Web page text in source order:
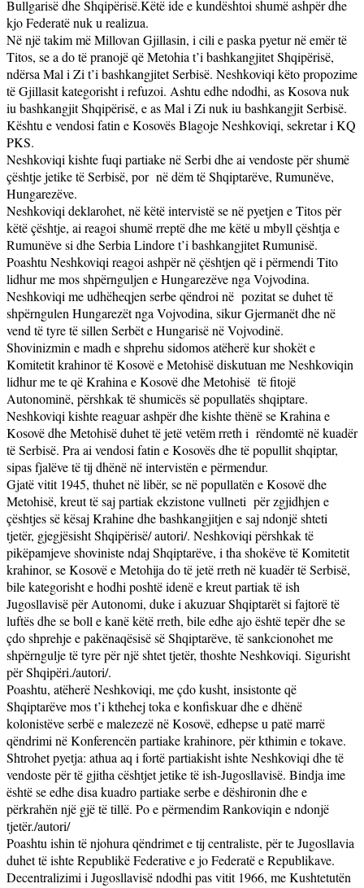
Bullgarisë dhe Shqipërisë.Këtë ide e kundështoi shumë ashpër dhe
kjo Federatë nuk u realizua.
Në një takim më Millovan Gjillasin, i cili e paska pyetur në emër të
Titos, se a do të pranojë që Metohia t’i bashkangjitet Shqipërisë,
ndërsa Mal i Zi t’i bashkangjitet Serbisë. Neshkoviqi këto propozime
të Gjillasit kategorisht i refuzoi. Ashtu edhe ndodhi, as Kosova nuk
iu bashkangjit Shqipërisë, e as Mal i Zi nuk iu bashkangjit Serbisë.
Kështu e vendosi fatin e Kosovës Blagoje Neshkoviqi, sekretar i KQ
PKS.
Neshkoviqi kishte fuqi partiake në Serbi dhe ai vendoste për shumë
çështje jetike të Serbisë, por në dëm të Shqiptarëve, Rumunëve,
Hungarezëve.
Neshkoviqi deklarohet, në këtë intervistë se në pyetjen e Titos për
këtë çështje, ai reagoi shumë rreptë dhe me këtë u mbyll çështja e
Rumunëve si dhe Serbia Lindore t’i bashkangjitet Rumunisë.
Poashtu Neshkoviqi reagoi ashpër në çështjen që i përmendi Tito
lidhur me mos shpërnguljen e Hungarezëve nga Vojvodina.
Neshkoviqi me udhëheqjen serbe qëndroi në pozitat se duhet të
shpërngulen Hungarezët nga Vojvodina, sikur Gjermanët dhe në
vend të tyre të sillen Serbët e Hungarisë në Vojvodinë.
Shovinizmin e madh e shprehu sidomos atëherë kur shokët e
Komitetit krahinor të Kosovë e Metohisë diskutuan me Neshkoviqin
lidhur me te që Krahina e Kosovë dhe Metohisë të fitojë
Autonominë, përshkak të shumicës së popullatës shqiptare.
Neshkoviqi kishte reaguar ashpër dhe kishte thënë se Krahina e
Kosovë dhe Metohisë duhet të jetë vetëm rreth i rëndomtë në kuadër
të Serbisë. Pra ai vendosi fatin e Kosovës dhe të popullit shqiptar,
sipas fjalëve të tij dhënë në intervistën e përmendur.
Gjatë vitit 1945, thuhet në libër, se në popullatën e Kosovë dhe
Metohisë, kreut të saj partiak ekzistone vullneti për zgjidhjen e
çështjes së kësaj Krahine dhe bashkangjitjen e saj ndonjë shteti
tjetër, gjegjësisht Shqipërisë/ autori/. Neshkoviqi përshkak të
pikëpamjeve shoviniste ndaj Shqiptarëve, i tha shokëve të Komitetit
krahinor, se Kosovë e Metohija do të jetë rreth në kuadër të Serbisë,
bile kategorisht e hodhi poshtë idenë e kreut partiak të ish
Jugosllavisë për Autonomi, duke i akuzuar Shqiptarët si fajtorë të
luftës dhe se boll e kanë këtë rreth, bile edhe ajo është tepër dhe se
çdo shprehje e pakënaqësisë së Shqiptarëve, të sankcionohet me
shpërngulje të tyre për një shtet tjetër, thoshte Neshkoviqi. Sigurisht
për Shqipëri./autori/.
Poashtu, atëherë Neshkoviqi, me çdo kusht, insistonte që
Shqiptarëve mos t’i kthehej toka e konfiskuar dhe e dhënë
kolonistëve serbë e malezezë në Kosovë, edhepse u patë marrë
qëndrimi në Konferencën partiake krahinore, për kthimin e tokave.
Shtrohet pyetja: athua aq i fortë partiakisht ishte Neshkoviqi dhe të
vendoste për të gjitha cështjet jetike të ish-Jugosllavisë. Bindja ime
është se edhe disa kuadro partiake serbe e dëshironin dhe e
përkrahën një gjë të tillë. Po e përmendim Rankoviqin e ndonjë
tjetër./autori/
Poashtu ishin të njohura qëndrimet e tij centraliste, për te Jugosllavia
duhet të ishte Republikë Federative e jo Federatë e Republikave.
Decentralizimi i Jugosllavisë ndodhi pas vitit 1966, me Kushtetutën